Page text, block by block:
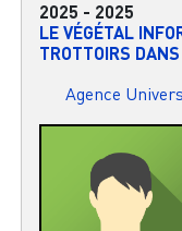
2025 - 2025
LE VÉGÉTAL
TROTTOIRS
Agence